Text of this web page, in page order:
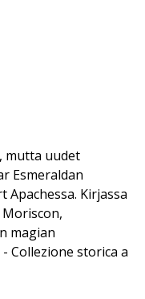
mutta uudet
Esmeraldan
Kirjassa
magian
Collezione storica a